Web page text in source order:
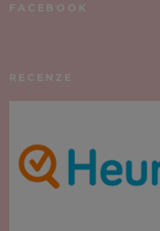
FACEBOOK
RECENZE